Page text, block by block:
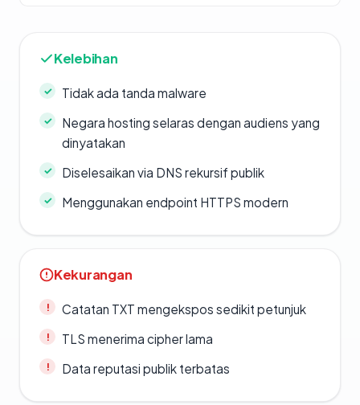
Kelebihan
Tidak ada tanda malware
Negara hosting selaras dengan audiens yang
dinyatakan
Diselesaikan via DNS rekursif publik
Menggunakan endpoint HTTPS modern
Kekurangan
Catatan TXT mengekspos sedikit petunjuk
TLS menerima cipher lama
Data reputasi publik terbatas